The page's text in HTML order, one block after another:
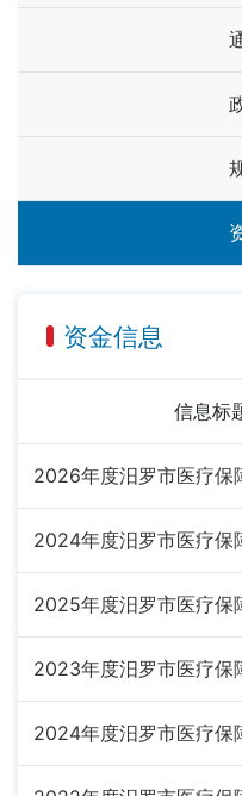
资金信息
信息标
2026年度汨罗市医疗保
2024年度汨罗市医疗保
2025年度汨罗市医疗保
2023年度汨罗市医疗保
2024年度汨罗市医疗保